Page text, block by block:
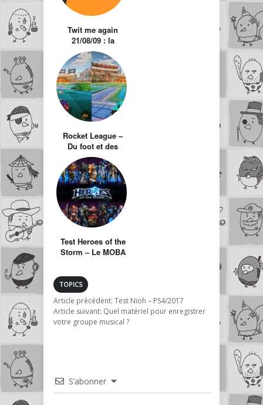
Twit me again
21/08/09 : la
sélection des twits
hors actualité
Rocket League –
Du foot et des
voitures pour un
max de Fun
Test Heroes of the
Storm – Le MOBA
TOPICS
Article précédent: Test Nioh – PS4/2017
Article suivant: Quel matériel pour enregistrer
votre groupe musical ?
S’abonner